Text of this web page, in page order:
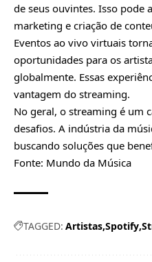
de seus ouvintes. Isso pode
marketing e criação de
Eventos ao vivo virtuais
oportunidades para os
globalmente. Essas
vantagem do streaming.
No geral, o streaming é um
desafios. A indústria da
buscando soluções que
Fonte: Mundo da Música
TAGGED: Artistas Spotify